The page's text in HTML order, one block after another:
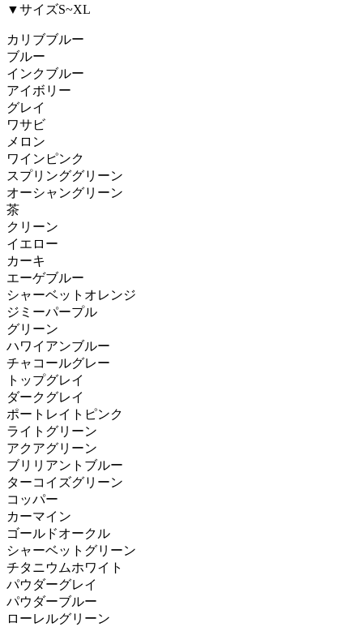
▼サイズS~XL
カリブブルー
ブルー
インクブルー
アイボリー
グレイ
ワサビ
メロン
ワインピンク
スプリンググリーン
オーシャングリーン
茶
クリーン
イエロー
カーキ
エーゲブルー
シャーベットオレンジ
ジミーパープル
グリーン
ハワイアンブルー
チャコールグレー
トップグレイ
ダークグレイ
ポートレイトピンク
ライトグリーン
アクアグリーン
ブリリアントブルー
ターコイズグリーン
コッパー
カーマイン
ゴールドオークル
シャーベットグリーン
チタニウムホワイト
パウダーグレイ
パウダーブルー
ローレルグリーン